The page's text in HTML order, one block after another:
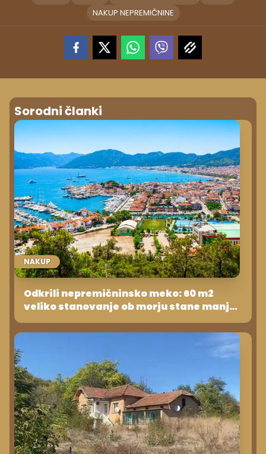
NAKUP NEPREMIČNINE
Sorodni članki
NAKUP
Odkrili nepremičninsko meko: 60 m2
veliko stanovanje ob morju stane manj
kot 50.000 evrov